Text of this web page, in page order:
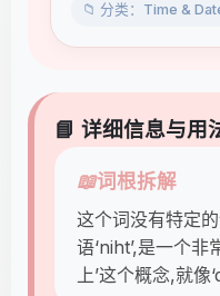
📁 分类：Time &
📘 详细信息与用
📖词根拆解
这个词没有特定
语‘niht’,是一个非
上’这个概念,就像